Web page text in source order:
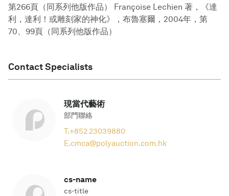
第266頁（同系列他版作品） Françoise Lechien 著，《達
利，達利！或雕刻家的神化》，布魯塞爾，2004年，第
70、99頁（同系列他版作品）
Contact Specialists
現當代藝術
部門聯絡
T.+852 23039880
E.cmca@polyauction.com.hk
cs-name
cs-title